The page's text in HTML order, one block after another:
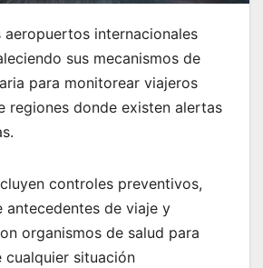
aeropuertos internacionales
sus mecanismos de
para monitorear viajeros
regiones donde existen alertas
controles preventivos,
antecedentes de viaje y
organismos de salud para
cualquier situación